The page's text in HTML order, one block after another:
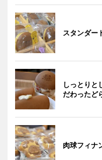
スタンダー
しっとりと
だわったど
肉球フィナ